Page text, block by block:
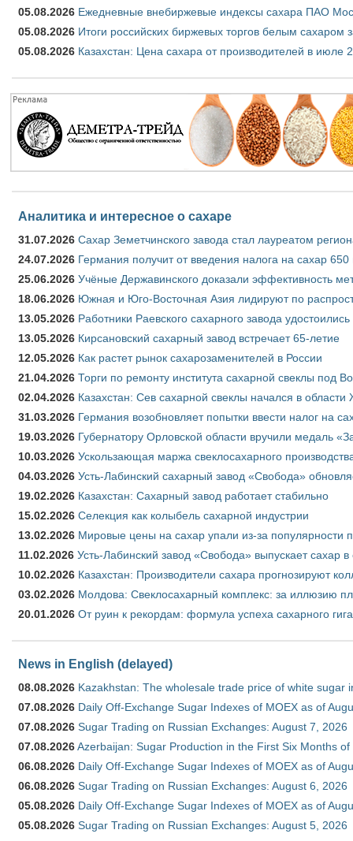
05.08.2026 Ежедневные внебиржевые индексы сахара ПАО
05.08.2026 Итоги российских биржевых торгов белым сахаром
05.08.2026 Казахстан: Цена сахара от производителей в июле
Аналитика и интересное о сахаре
31.07.2026 Сахар Земетчинского завода стал лауреатом
24.07.2026 Германия получит от введения налога на сахар
25.06.2026 Учёные Державинского доказали эффективность
18.06.2026 Южная и Юго-Восточная Азия лидируют по
13.05.2026 Работники Раевского сахарного завода удостоились
13.05.2026 Кирсановский сахарный завод встречает 65-летие
12.05.2026 Как растет рынок сахарозаменителей в России
21.04.2026 Торги по ремонту института сахарной свеклы под
02.04.2026 Казахстан: Сев сахарной свеклы начался в области
31.03.2026 Германия возобновляет попытки ввести налог на
19.03.2026 Губернатору Орловской области вручили медаль
10.03.2026 Ускользающая маржа свеклосахарного
04.03.2026 Усть-Лабинский сахарный завод «Свобода»
19.02.2026 Казахстан: Сахарный завод работает стабильно
15.02.2026 Селекция как колыбель сахарной индустрии
13.02.2026 Мировые цены на сахар упали из-за популярности
11.02.2026 Усть-Лабинский завод «Свобода» выпускает сахар в
10.02.2026 Казахстан: Производители сахара прогнозируют
03.02.2026 Молдова: Свеклосахарный комплекс: за иллюзию
20.01.2026 От руин к рекордам: формула успеха сахарного
News in English (delayed)
08.08.2026 Kazakhstan: The wholesale trade price of white sugar
07.08.2026 Daily Off-Exchange Sugar Indexes of MOEX as of
07.08.2026 Sugar Trading on Russian Exchanges: August 7, 2026
07.08.2026Azerbaijan: Sugar Production in the First Six Months of
06.08.2026 Daily Off-Exchange Sugar Indexes of MOEX as of
06.08.2026 Sugar Trading on Russian Exchanges: August 6, 2026
05.08.2026 Daily Off-Exchange Sugar Indexes of MOEX as of
05.08.2026 Sugar Trading on Russian Exchanges: August 5, 2026